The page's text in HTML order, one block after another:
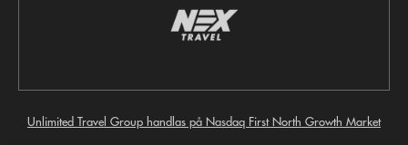
Unlimited Travel Group handlas på Nasdaq First North Growth Market